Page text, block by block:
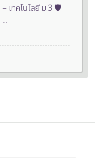
เทคโนโลยี ม.3 🛡️
...